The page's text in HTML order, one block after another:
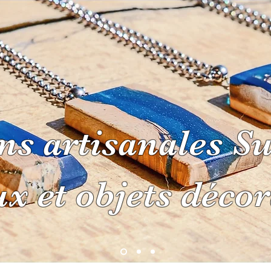
À PROPOS CONTACT
artisanales
et objets